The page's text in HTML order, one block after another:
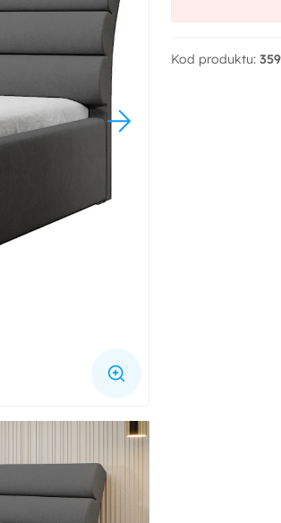
Kod produktu: